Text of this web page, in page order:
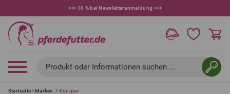
+++ 10 % bei Newsletteranmeldung +++
Produkt oder Informationen suchen ...
Startseite Marken Equipur